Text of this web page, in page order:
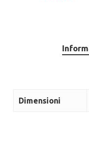
Dimensioni